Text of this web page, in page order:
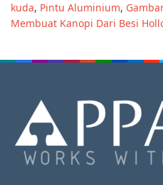
kuda, Pintu Aluminium,
Membuat Kanopi Dari Besi